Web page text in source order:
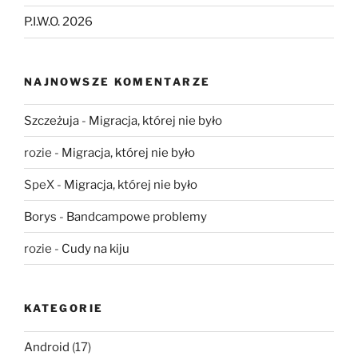
P.I.W.O. 2026
NAJNOWSZE KOMENTARZE
Szczeżuja - Migracja, której nie było
rozie - Migracja, której nie było
SpeX - Migracja, której nie było
Borys - Bandcampowe problemy
rozie - Cudy na kiju
KATEGORIE
Android (17)